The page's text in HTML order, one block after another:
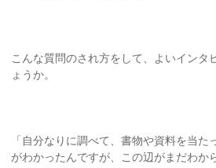
こんな質問のされ方をして、よいインタ
ょうか。
「自分なりに調べて、書物や資料を当た
がわかったんですが、この辺がまだわか